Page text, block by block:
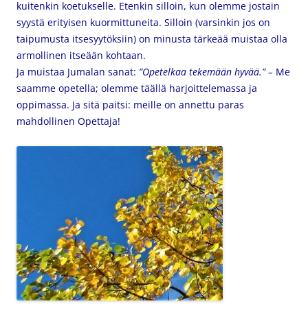
kuitenkin koetukselle. Etenkin silloin, kun olemme jostain
syystä erityisen kuormittuneita. Silloin (varsinkin jos on
taipumusta itsesyytöksiin) on minusta tärkeää muistaa olla
armollinen itseään kohtaan.
Ja muistaa Jumalan sanat: ”Opetelkaa tekemään hyvää.” – Me
saamme opetella; olemme täällä harjoittelemassa ja
oppimassa. Ja sitä paitsi: meille on annettu paras
mahdollinen Opettaja!